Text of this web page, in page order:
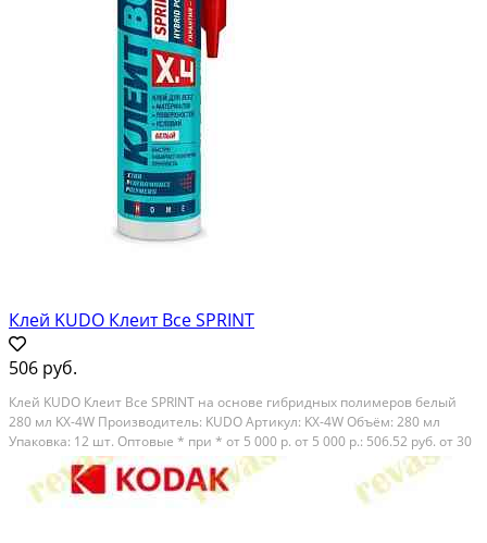
Клей KUDO Клеит Все SPRINT
506 руб.
Клей KUDO Клеит Все SPRINT на основе гибридных полимеров белый
280 мл KX-4W Производитель: KUDO Артикул: KX-4W Объём: 280 мл
Упаковка: 12 шт. Оптовые * при * от 5 000 р. от 5 000 р.: 506.52 руб. от 30
000 р.: 487.76 руб. от 60 000 р.: 469.00 руб